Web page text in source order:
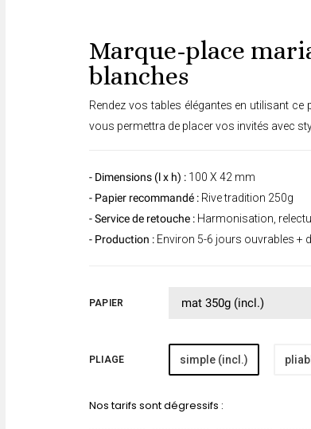
Marque-place
blanches
Rendez vos tables élégantes en utilisant ce
vous permettra de placer vos invités avec
- Dimensions (l x h) : 100 X 42 mm
- Papier recommandé : Rive tradition 250g
- Service de retouche : Harmonisation,
- Production : Environ 5-6 jours ouvrables +
PAPIER
PLIAGE simple (incl.)
Nos tarifs sont dégressifs :